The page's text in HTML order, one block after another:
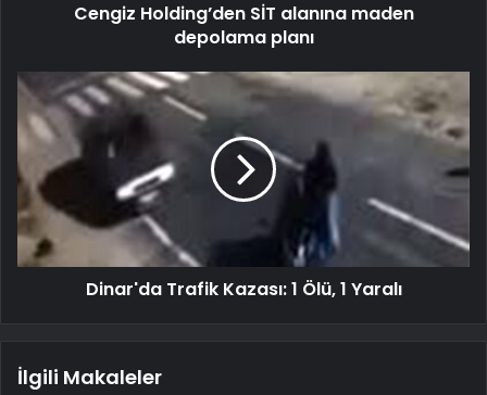
Cengiz Holding’den SİT alanına maden
depolama planı
Dinar'da Trafik Kazası: 1 Ölü, 1 Yaralı
İlgili Makaleler